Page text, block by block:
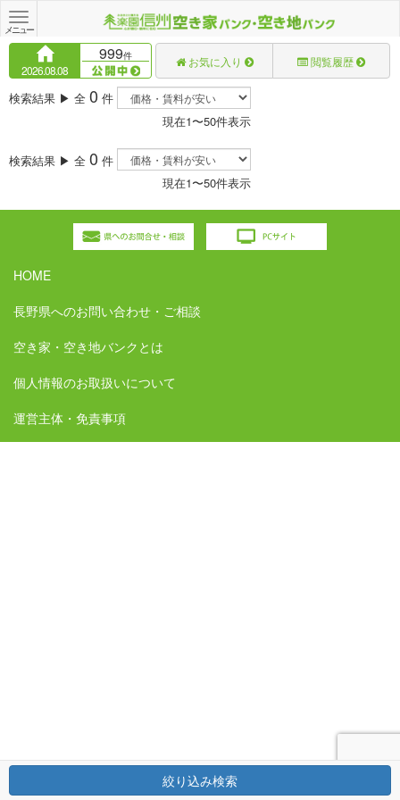
Toggle
navigation
メニュー
2026.08.08
999件 お気に入り 閲覧履歴
検索結果 ▶ 全 0 件
現在1〜50件表示
検索結果 ▶ 全 0 件
現在1〜50件表示
絞り込み検索
HOME
長野県へのお問い合わせ・ご相談
空き家・空き地バンクとは
個人情報のお取扱いについて
運営主体・免責事項